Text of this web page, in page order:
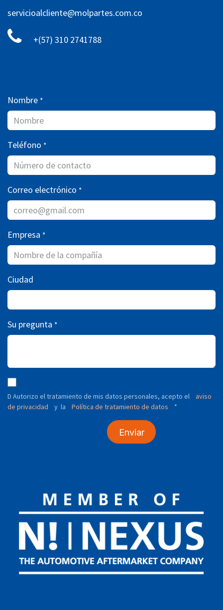
servicioalcliente@molpartes.com.co
+(57) 310 2741788
Nombre *
Teléfono *
Correo electrónico *
Empresa *
Ciudad
Su pregunta *
D Autorizo ​​el tratamiento de mis datos personales, acepto el
aviso
de privacidad
y la Política de tratamiento de datos *
Enviar